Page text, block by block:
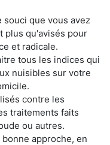
souci que vous avez
plus qu'avisés pour
et radicale.
tous les indices qui
nuisibles sur votre
contre les
traitements faits
ou autres.
approche, en